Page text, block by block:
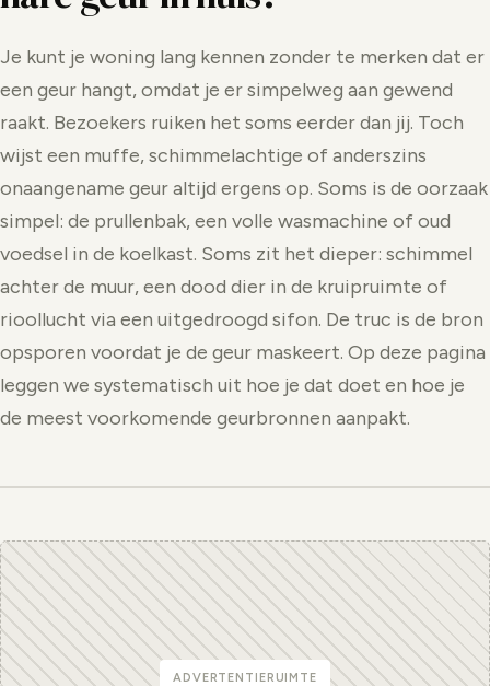
Je kunt je woning lang kennen zonder te merken dat er
een geur hangt, omdat je er simpelweg aan gewend
raakt. Bezoekers ruiken het soms eerder dan jij. Toch
wijst een muffe, schimmelachtige of anderszins
onaangename geur altijd ergens op. Soms is de oorzaak
simpel: de prullenbak, een volle wasmachine of oud
voedsel in de koelkast. Soms zit het dieper: schimmel
achter de muur, een dood dier in de kruipruimte of
rioollucht via een uitgedroogd sifon. De truc is de bron
opsporen voordat je de geur maskeert. Op deze pagina
leggen we systematisch uit hoe je dat doet en hoe je
de meest voorkomende geurbronnen aanpakt.
ADVERTENTIERUIMTE